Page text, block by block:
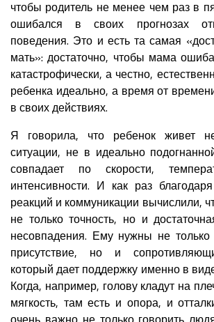
чтобы родитель не менее чем раз в
ошибался в своих прогнозах
поведения. Это и есть та самая
мать»: достаточно, чтобы мама
катастрофически, а честно,
ребенка идеально, а время от
в своих действиях.
Я говорила, что ребенок живет
ситуации, не в идеально
совпадает по скорости,
интенсивности. И как раз
реакций и коммуникации вычислили,
не только точность, но и
несовпадения. Ему нужны не
присутствие, но и
который дает поддержку именно в
Когда, например, голову кладут на
мягкость, там есть и опора, и